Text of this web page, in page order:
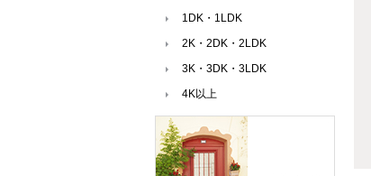
1DK・1LDK
2K・2DK・2LDK
3K・3DK・3LDK
4K以上